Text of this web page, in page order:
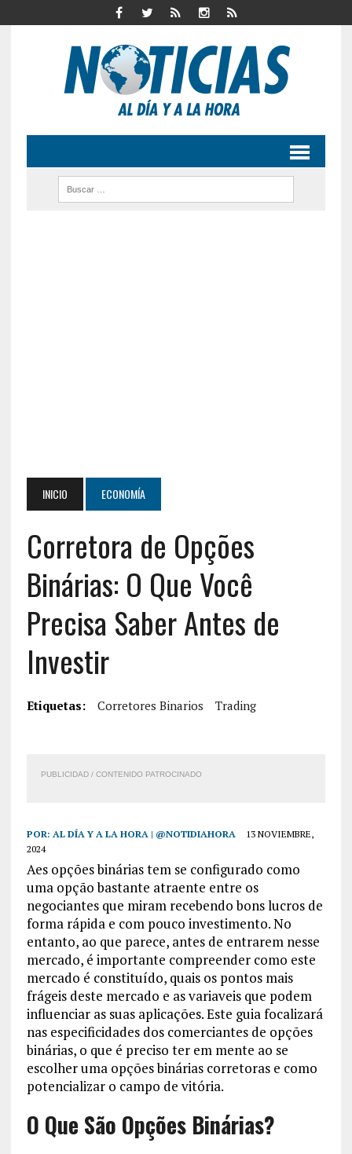
INICIO ECONOMÍA
Corretora de Opções
Binárias: O Que Você
Precisa Saber Antes de
Investir
Etiquetas: Corretores Binarios Trading
PUBLICIDAD / CONTENIDO PATROCINADO
POR: AL DÍA Y A LA HORA | @NOTIDIAHORA
13 NOVIEMBRE,
2024
Aes opções binárias tem se configurado como
uma opção bastante atraente entre os
negociantes que miram recebendo bons lucros de
forma rápida e com pouco investimento. No
entanto, ao que parece, antes de entrarem nesse
mercado, é importante compreender como este
mercado é constituído, quais os pontos mais
frágeis deste mercado e as variaveis que podem
influenciar as suas aplicações. Este guia focalizará
nas especificidades dos comerciantes de opções
binárias, o que é preciso ter em mente ao se
escolher uma opções binárias corretoras e como
potencializar o campo de vitória.
O Que São Opções Binárias?